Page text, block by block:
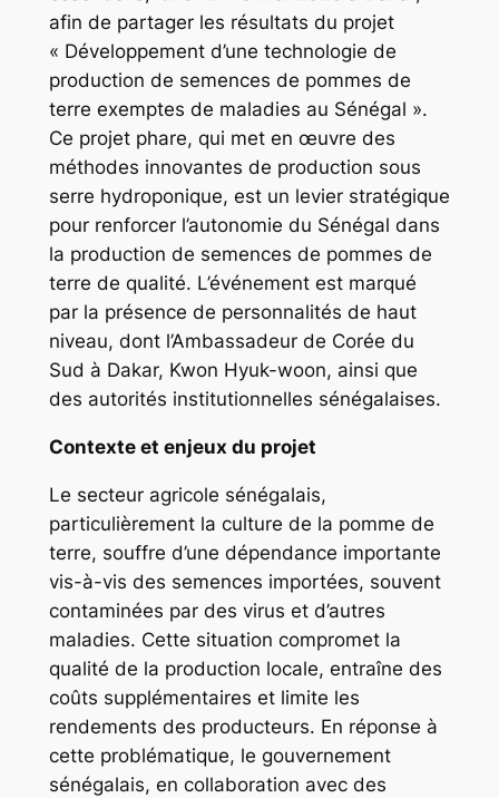
afin de partager les résultats du projet
« Développement d’une technologie de
production de semences de pommes de
terre exemptes de maladies au Sénégal ».
Ce projet phare, qui met en œuvre des
méthodes innovantes de production sous
serre hydroponique, est un levier stratégique
pour renforcer l’autonomie du Sénégal dans
la production de semences de pommes de
terre de qualité. L’événement est marqué
par la présence de personnalités de haut
niveau, dont l’Ambassadeur de Corée du
Sud à Dakar, Kwon Hyuk-woon, ainsi que
des autorités institutionnelles sénégalaises.
Contexte et enjeux du projet
Le secteur agricole sénégalais,
particulièrement la culture de la pomme de
terre, souffre d’une dépendance importante
vis-à-vis des semences importées, souvent
contaminées par des virus et d’autres
maladies. Cette situation compromet la
qualité de la production locale, entraîne des
coûts supplémentaires et limite les
rendements des producteurs. En réponse à
cette problématique, le gouvernement
sénégalais, en collaboration avec des